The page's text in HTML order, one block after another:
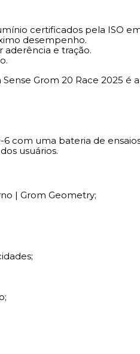
certificados pela ISO
desempenho.
aderência e tração.
Grom 20 Race 2025
com uma bateria de
usuários.
| Grom Geometry;